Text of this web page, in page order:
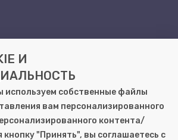
10А
И
используем собственные файлы
вам персонализированного
контента/
"Принять", вы соглашаетесь с